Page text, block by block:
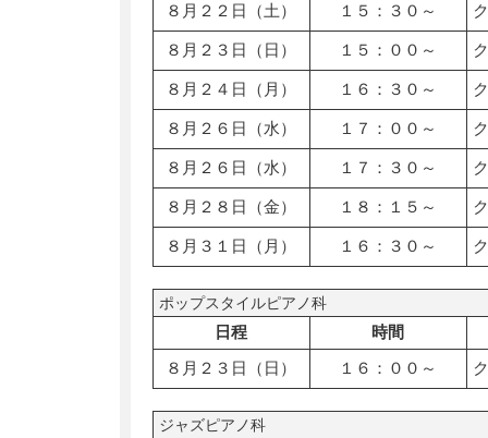
８月２２日（土） １５：３０～
８月２３日（日） １５：００～
８月２４日（月） １６：３０～
８月２６日（水） １７：００～
８月２６日（水） １７：３０～
８月２８日（金） １８：１５～
８月３１日（月） １６：３０～
ポップスタイルピアノ科
日程
時間
８月２３日（日）
１６：００～
ジャズピアノ科